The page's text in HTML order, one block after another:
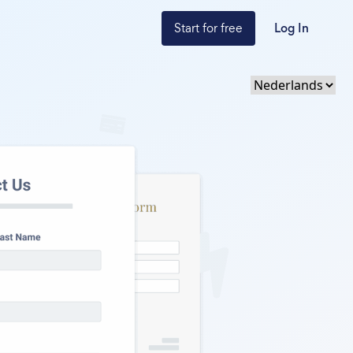
Start for free Log In